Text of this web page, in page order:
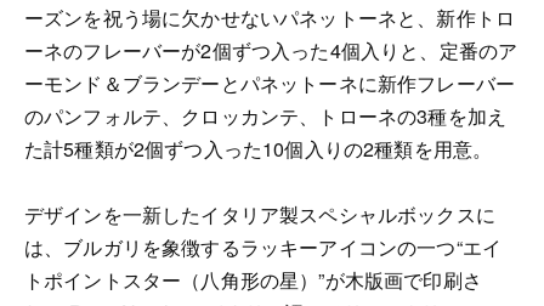
ーズンを祝う場に欠かせないパネットーネと、新作トロ
ーネのフレーバーが2個ずつ入った4個入りと、定番のア
ーモンド＆ブランデーとパネットーネに新作フレーバー
のパンフォルテ、クロッカンテ、トローネの3種を加え
た計5種類が2個ずつ入った10個入りの2種類を用意。
デザインを一新したイタリア製スペシャルボックスに
は、ブルガリを象徴するラッキーアイコンの一つ“エイ
トポイントスター（八角形の星）”が木版画で印刷さ